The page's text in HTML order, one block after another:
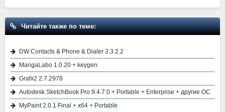
Читайте также по теме:
DW Contacts & Phone & Dialer 3.3.2.2
MangaLabo 1.0.20 + keygen
Grafx2 2.7.2978
Autodesk SketchBook Pro 9.4.7.0 + Portable + Enterprise + другие ОС
MyPaint 2.0.1 Final + x64 + Portable